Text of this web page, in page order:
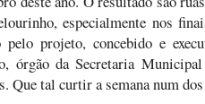
especialmente nos
pelo projeto, concebido e
órgão da Secretaria
Que tal curtir a semana num